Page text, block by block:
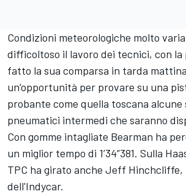
Condizioni meteorologiche molto
difficoltoso il lavoro dei tecnici, con la
fatto la sua comparsa in tarda
un’opportunità per provare su una
probante come quella toscana alcune
pneumatici intermedi che saranno
Con gomme intagliate Bearman ha
un miglior tempo di 1’34”381. Sulla
TPC ha girato anche Jeff Hinchcliffe,
dell'Indycar.